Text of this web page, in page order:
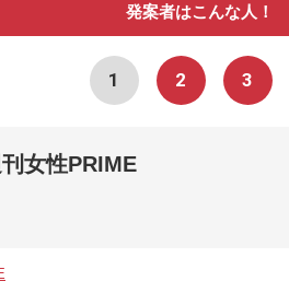
発案者はこんな人！
1 2 3
女性PRIME
に役立つ実用記事、占い、ダイエット、